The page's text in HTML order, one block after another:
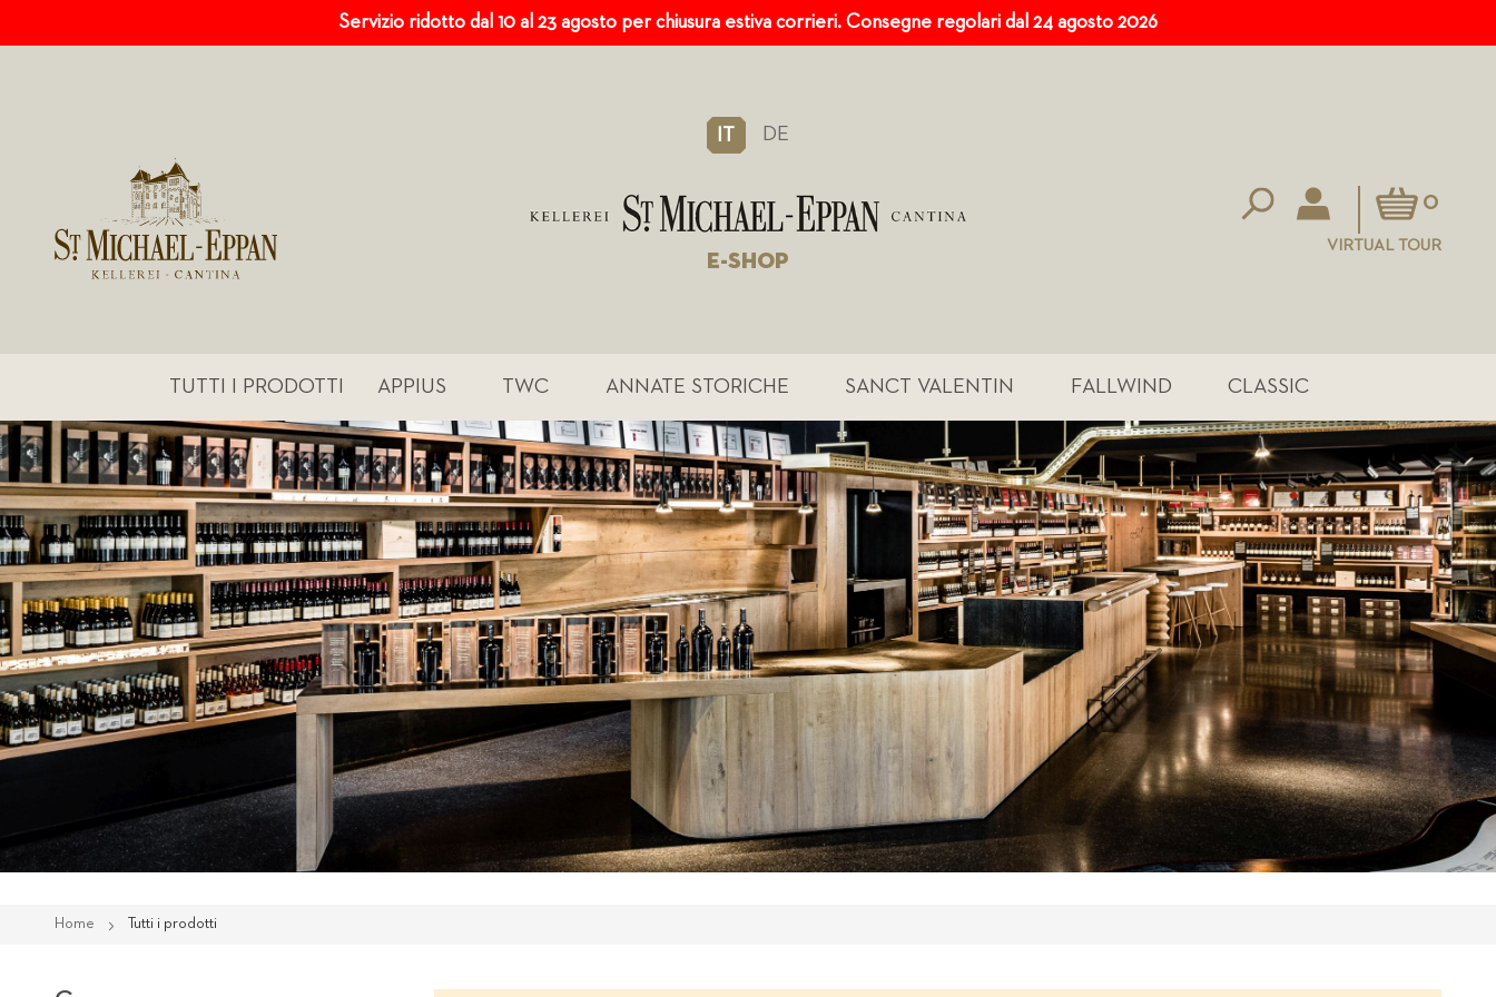
Servizio ridotto dal 10 al 23 agosto per chiusura estiva corrieri. Consegne regolari dal 24 agosto 2026
IT DE
E-SHOP
Carrello0
VIRTUAL TOUR
TUTTI I PRODOTTI APPIUS TWC ANNATE STORICHE SANCT VALENTIN FALLWIND CLASSIC
Home Tutti i prodotti